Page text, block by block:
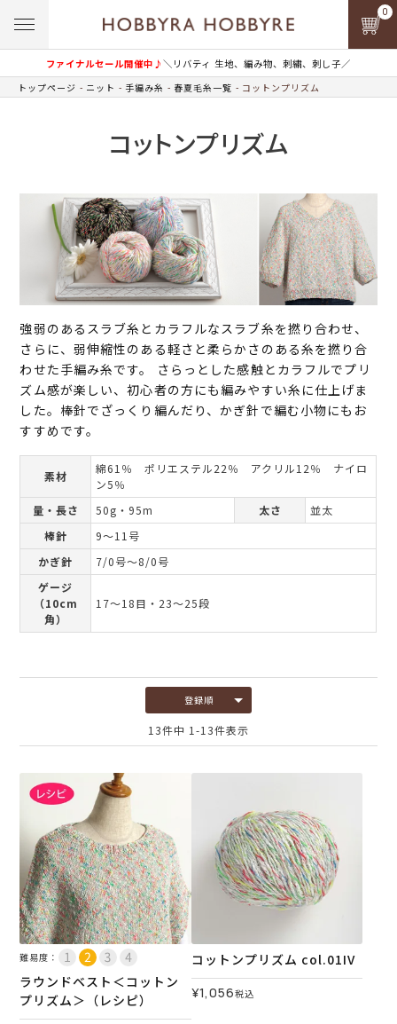
ファイナルセール開催中♪＼リバティ 生地、編み物、刺繍、刺し子／
0
トップページ ニット 手編み糸 春夏毛糸一覧 コットンプリズム
コットンプリズム
強弱のあるスラブ糸とカラフルなスラブ糸を撚り合わせ、
さらに、弱伸縮性のある軽さと柔らかさのある糸を撚り合
わせた手編み糸です。 さらっとした感触とカラフルでプリ
ズム感が楽しい、初心者の方にも編みやすい糸に仕上げま
した。棒針でざっくり編んだり、かぎ針で編む小物にもお
すすめです。
素材
綿61％ ポリエステル22％ アクリル12％ ナイロ
ン5％
量・長さ
50g・95m 太さ
並太
棒針
9～11号
かぎ針
7/0号～8/0号
ゲージ
（10cm
角）
17～18目・23～25段
登録順
13件中 1 -13件表示
難易度：
ラウンドベスト＜コットン
プリズム＞（レシピ）
コットンプリズム col.01IV
¥1,056税込